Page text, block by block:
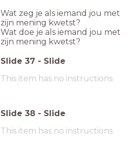
Wat zeg je als iemand jou met
zijn mening kwetst?
Wat doe je als iemand jou met
zijn mening kwetst?
Slide 37 - Slide
This item has no instructions
Slide 38 - Slide
This item has no instructions